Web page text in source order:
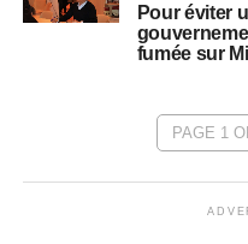
Pour éviter
fumée sur
PAGE 1